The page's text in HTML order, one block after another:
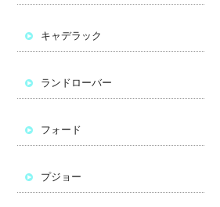
キャデラック
ランドローバー
フォード
プジョー